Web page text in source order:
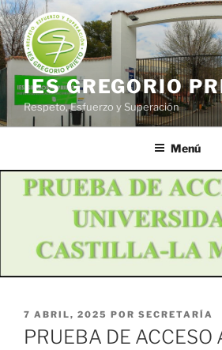
Saltar
al
contenido
IES GREGORIO
Respeto, Esfuerzo y Superación
Menú
PUBLICADO
EL
7 ABRIL, 2025 POR SECRETARÍA
PRUEBA DE ACCESO